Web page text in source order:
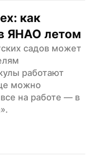
как
ЯНАО летом
садов может
работают
можно
на работе — в